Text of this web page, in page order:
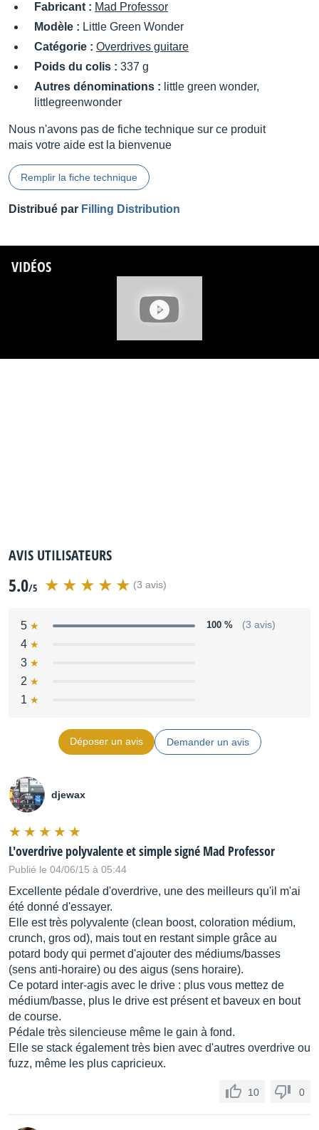
Fabricant : Mad Professor
Modèle : Little Green Wonder
Catégorie : Overdrives guitare
Poids du colis : 337 g
Autres dénominations : little green wonder,
littlegreenwonder
Nous n'avons pas de fiche technique sur ce produit
mais votre aide est la bienvenue
Remplir la fiche technique
Distribué par Filling Distribution
VIDÉOS
AVIS UTILISATEURS
5.0/5 (3 avis)
5 100 % (3 avis)
4
3
2
1
Déposer un avis Demander un avis
djewax
L'overdrive polyvalente et simple signé Mad Professor
Publié le 04/06/15 à 05:44
Excellente pédale d'overdrive, une des meilleurs qu'il m'ai
été donné d'essayer.
Elle est très polyvalente (clean boost, coloration médium,
crunch, gros od), mais tout en restant simple grâce au
potard body qui permet d'ajouter des médiums/basses
(sens anti-horaire) ou des aigus (sens horaire).
Ce potard inter-agis avec le drive : plus vous mettez de
médium/basse, plus le drive est présent et baveux en bout
de course.
Pédale très silencieuse même le gain à fond.
Elle se stack également très bien avec d'autres overdrive ou
fuzz, même les plus capricieux.
10 0